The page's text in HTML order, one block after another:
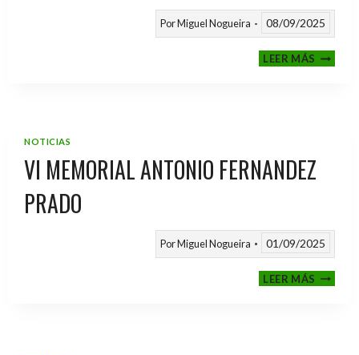
PorMiguel Nogueira 08/09/2025
LEER MÁSIII
NOTICIAS
VI MEMORIAL ANTONIO FERNANDEZ
PRADO
PorMiguel Nogueira 01/09/2025
LEER MÁSVI